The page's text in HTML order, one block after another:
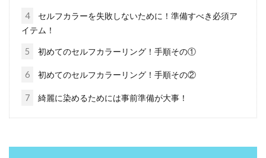
まくいくだけで、その日一日気分がいいもので
セット方法もご紹介！
型」のようです。お洒落なヘアスタイルセット
4
セルフカラーを失敗しないために！準備すべき必須ア
イテム！
5 初めてのセルフカラーリング！手順その①
6 初めてのセルフカラーリング！手順その②
7 綺麗に染めるためには事前準備が大事！